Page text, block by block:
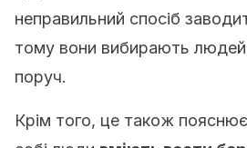
неправильний спосіб
тому вони вибирають
поруч.
Крім того, це також